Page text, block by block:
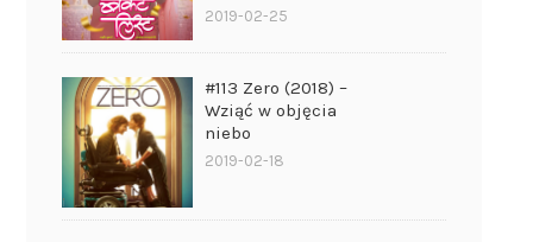
2019-02-25
#113 Zero (2018) –
Wziąć w objęcia
niebo
2019-02-18